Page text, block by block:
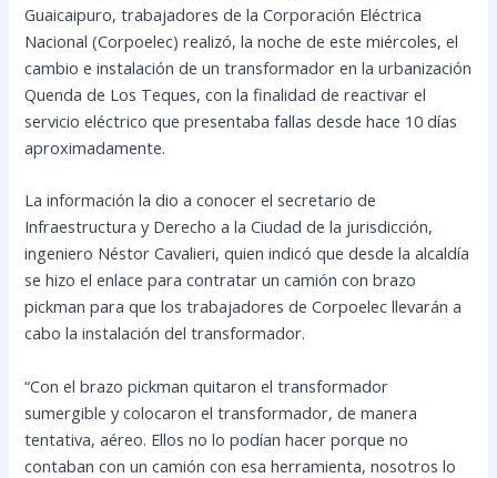
Guaicaipuro, trabajadores de la Corporación Eléctrica
Nacional (Corpoelec) realizó, la noche de este miércoles, el
cambio e instalación de un transformador en la urbanización
Quenda de Los Teques, con la finalidad de reactivar el
servicio eléctrico que presentaba fallas desde hace 10 días
aproximadamente.
Lainformación la dio a conocer el secretario de
Infraestructura y Derecho a la Ciudad de la jurisdicción,
ingeniero Néstor Cavalieri, quien indicó que desde la alcaldía
se hizo el enlace para contratar un camión con brazo
pickman para que los trabajadores de Corpoelec llevarán a
cabo la instalación del transformador.
“Con el brazo pickman quitaron el transformador
sumergible y colocaron el transformador, de manera
tentativa, aéreo. Ellos no lo podían hacer porque no
contaban con un camión con esa herramienta, nosotros lo